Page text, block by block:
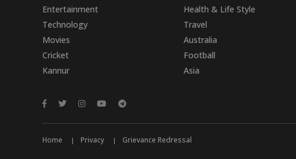
Entertainment
Health & Life Style
Technology
Travel
Movies
Australia
Cricket
Football
Kannur
Asia
Home Privacy Grievance Redressal